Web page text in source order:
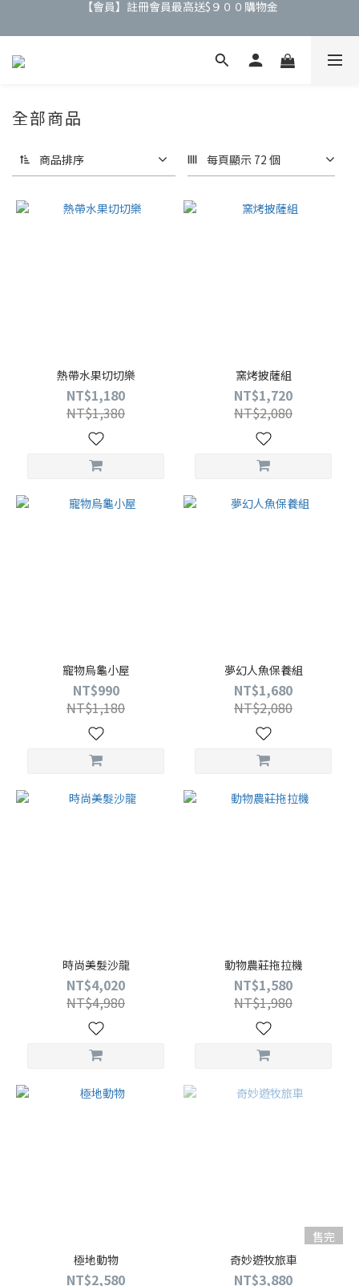
【公告】4/21(二)起 價格調整事宜
【會員】綁定Line會員加贈$200購物金
【公告】4/21(二)起 價格調整事宜
全部商品
商品排序 每頁顯示 72 個
熱帶水果切切樂
NT$1,180
NT$1,380
窯烤披薩組
NT$1,720
NT$2,080
寵物烏龜小屋
NT$990
NT$1,180
夢幻人魚保養組
NT$1,680
NT$2,080
時尚美髮沙龍
NT$4,020
NT$4,980
動物農莊拖拉機
NT$1,580
NT$1,980
極地動物
NT$2,580
售完
奇妙遊牧旅車
NT$3,880